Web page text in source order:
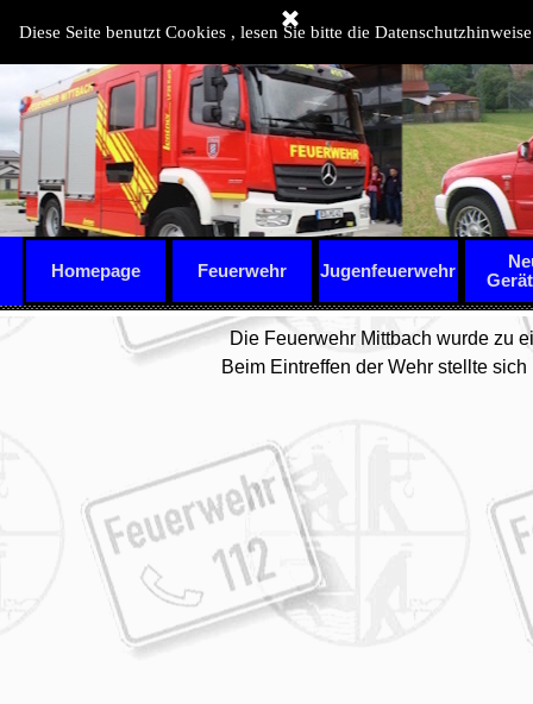
Diese Seite benutzt Cookies , lesen Sie bitte die
Homepage Feuerwehr ▼
Jugenfeuerwehr
Die Feuerwehr Mittbach wurde zu
Beim Eintreffen der Wehr stellte